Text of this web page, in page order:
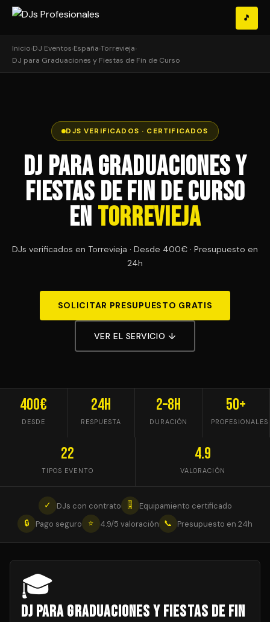
🎵
Inicio›DJ Eventos›España›Torrevieja›
DJ para Graduaciones y Fiestas de Fin de Curso
DJS VERIFICADOS · CERTIFICADOS
DJ para Graduaciones y
Fiestas de Fin de Curso
en Torrevieja
DJs verificados en Torrevieja · Desde 400€ · Presupuesto en
24h
SOLICITAR PRESUPUESTO GRATIS
VER EL SERVICIO ↓
400€
DESDE
24h
RESPUESTA
2–8h
DURACIÓN
50+
PROFESIONALES
22
TIPOS EVENTO
4.9
VALORACIÓN
✓ DJs con contrato 🎚
Equipamiento certificado
🔒
Pago seguro ⭐ 4.9/5 valoración 📞 Presupuesto en 24h
🎓
DJ para Graduaciones y Fiestas de Fin